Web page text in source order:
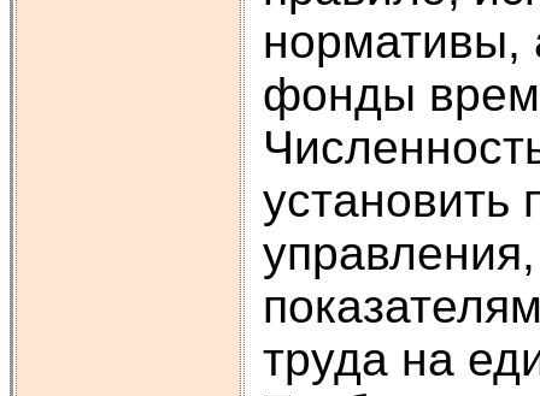
нормативы,
фонды
труда на